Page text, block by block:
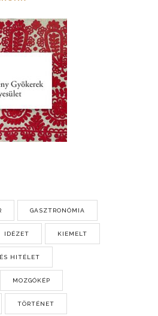
GASZTRONÓMIA
IDÉZET KIEMELT
HITÉLET
MOZGÓKÉP
TÖRTÉNET